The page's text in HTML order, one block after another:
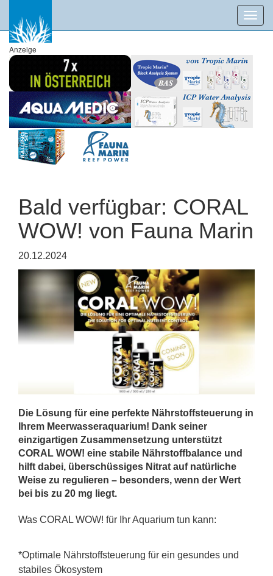
Anzeige
Bald verfügbar: CORAL
WOW! von Fauna Marin
20.12.2024
Die Lösung für eine perfekte Nährstoffsteuerung in
Ihrem Meerwasseraquarium! Dank seiner
einzigartigen Zusammensetzung unterstützt
CORAL WOW! eine stabile Nährstoffbalance und
hilft dabei, überschüssiges Nitrat auf natürliche
Weise zu regulieren – besonders, wenn der Wert
bei bis zu 20 mg liegt.
Was CORAL WOW! für Ihr Aquarium tun kann:
*Optimale Nährstoffsteuerung für ein gesundes und
stabiles Ökosystem